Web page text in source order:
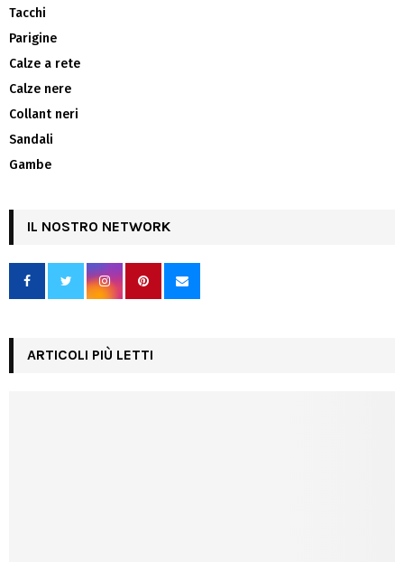
Tacchi
Parigine
Calze a rete
Calze nere
Collant neri
Sandali
Gambe
IL NOSTRO NETWORK
ARTICOLI PIÙ LETTI